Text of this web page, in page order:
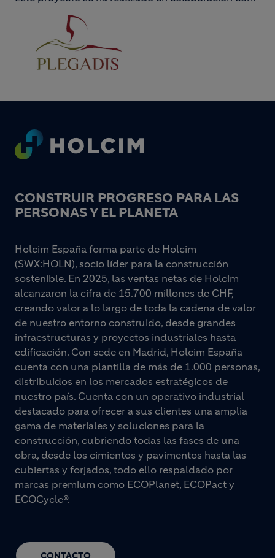
Footer
CONSTRUIR PROGRESO PARA LAS
PERSONAS Y EL PLANETA
CONTACTO
Holcim España forma parte de Holcim
(SWX:HOLN), socio líder para la construcción
sostenible. En 2025, las ventas netas de Holcim
alcanzaron la cifra de 15.700 millones de CHF,
creando valor a lo largo de toda la cadena de valor
de nuestro entorno construido, desde grandes
infraestructuras y proyectos industriales hasta
edificación. Con sede en Madrid, Holcim España
cuenta con una plantilla de más de 1.000 personas,
distribuidos en los mercados estratégicos de
nuestro país. Cuenta con un operativo industrial
destacado para ofrecer a sus clientes una amplia
gama de materiales y soluciones para la
construcción, cubriendo todas las fases de una
obra, desde los cimientos y pavimentos hasta las
cubiertas y forjados, todo ello respaldado por
marcas premium como ECOPlanet, ECOPact y
ECOCycle®.